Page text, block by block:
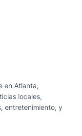
en Atlanta,
locales,
entretenimiento, y